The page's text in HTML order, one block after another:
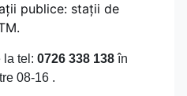
publice: stații de
la tel: 0726 338 138în
08-16 .